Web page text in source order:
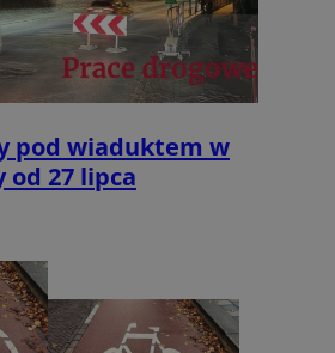
pod wiaduktem w
od 27 lipca